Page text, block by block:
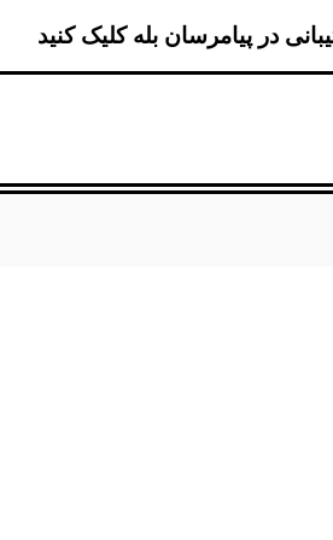
در پیامرسان بله کلیک کنید